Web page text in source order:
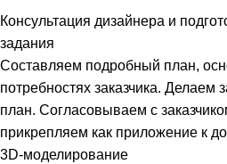
Консультация дизайнера и
задания
Составляем подробный план,
потребностях заказчика. Делаем
план. Согласовываем с
прикрепляем как приложение к
3D-моделирование